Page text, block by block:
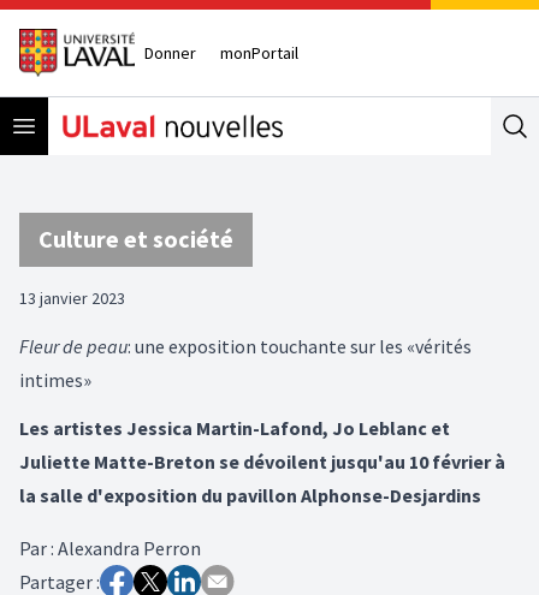
Donner monPortail
Open menu
Culture et société
13 janvier 2023
Fleur de peau: une exposition touchante sur les «vérités
intimes»
Les artistes Jessica Martin-Lafond, Jo Leblanc et
Juliette Matte-Breton se dévoilent jusqu'au 10 février à
la salle d'exposition du pavillon Alphonse-Desjardins
Par: Alexandra Perron
Partager :